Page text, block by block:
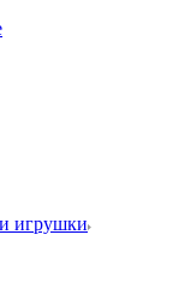
игрушки